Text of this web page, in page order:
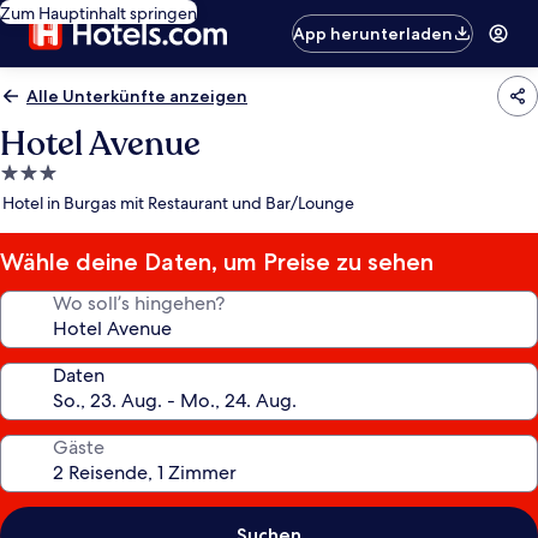
Zum Hauptinhalt springen
App herunterladen
Alle Unterkünfte anzeigen
Hotel Avenue
3.0-
Sterne-
Hotel in Burgas mit Restaurant und Bar/Lounge
Wähle deine Daten, um Preise zu sehen
Wo soll’s hingehen?
Daten
Gäste